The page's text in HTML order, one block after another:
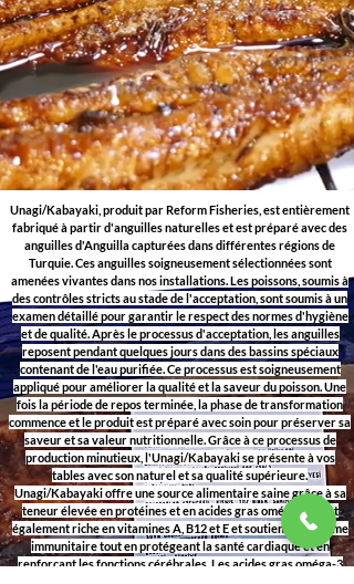
Unagi/Kabayaki, produit par Reform Fisheries, est entièrement
fabriqué à partir d'anguilles naturelles et est préparé avec des
anguilles d'Anguilla capturées dans différentes régions de
Turquie. Ces anguilles soigneusement sélectionnées sont
amenées vivantes dans nos installations. Les poissons, soumis à
des contrôles stricts au stade de l'acceptation, sont soumis à un
examen détaillé pour garantir le respect des normes d'hygiène
et de qualité. Après le processus d'acceptation, les anguilles
reposent pendant quelques jours dans des bassins spéciaux
contenant de l'eau purifiée. Ce processus est soigneusement
appliqué pour améliorer la qualité et la saveur du poisson. Une
fois la période de repos terminée, la phase de transformation
commence et le produit est préparé avec soin pour préserver sa
saveur et sa valeur nutritionnelle. Grâce à ce processus de
production minutieux, l'Unagi/Kabayaki se présente à vos
tables avec son naturel et sa qualité supérieure.
Unagi/Kabayaki offre une source alimentaire saine grâce à sa
teneur élevée en protéines et en acides gras oméga-3. Il est
également riche en vitamines A, B12 et E et soutient le système
immunitaire tout en protégeant la santé cardiaque et en
renforçant les fonctions cérébrales. Les acides gras oméga-3